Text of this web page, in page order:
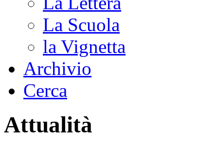
La Scuola
la Vignetta
Archivio
Cerca
Attualità